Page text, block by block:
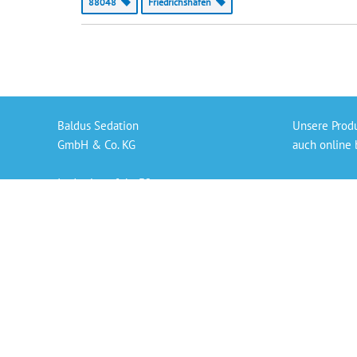
Baldus Sedation
GmbH & Co. KG
In der Langfuhr 32
Unsere
auch online